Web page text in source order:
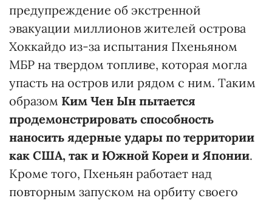
предупреждение об экстренной
эвакуации миллионов жителей острова
Хоккайдо из-за испытания Пхеньяном
МБР на твердом топливе, которая могла
упасть на остров или рядом с ним. Таким
образом Ким Чен Ын пытается
продемонстрировать способность
наносить ядерные удары по территории
как США, так и Южной Кореи и Японии.
Кроме того, Пхеньян работает над
повторным запуском на орбиту своего